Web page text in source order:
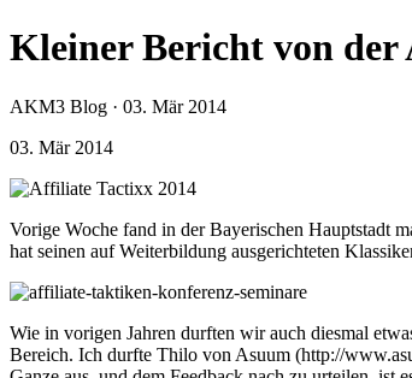
Kleiner Bericht von der
AKM3 Blog · 03. Mär 2014
03. Mär 2014
Vorige Woche fand in der Bayerischen Hauptstadt
hat seinen auf Weiterbildung ausgerichteten
Wie in vorigen Jahren durften wir auch diesmal
Bereich. Ich durfte Thilo von Asuum (http://